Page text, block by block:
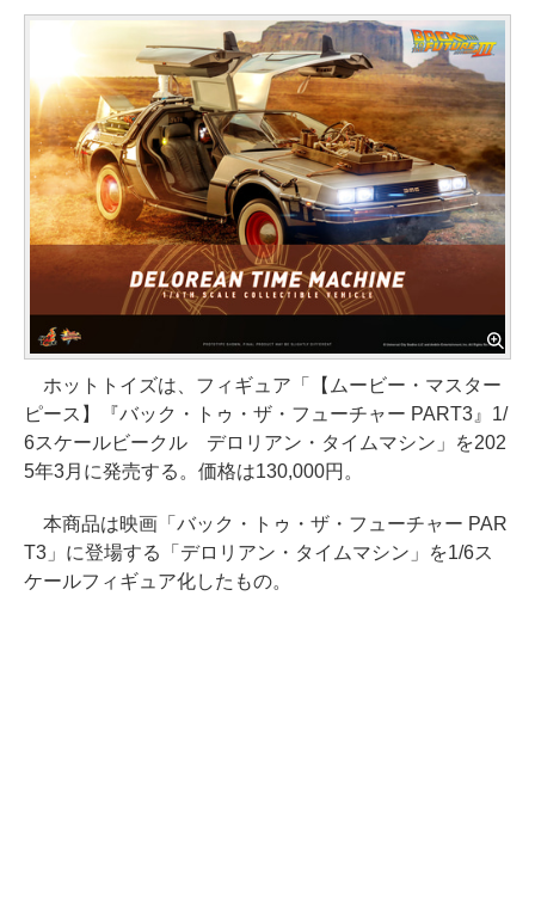
ホットトイズは、フィギュア「【ムービー・マスター
ピース】『バック・トゥ・ザ・フューチャー PART3』1/
6スケールビークル デロリアン・タイムマシン」を202
5年3月に発売する。価格は130,000円。
本商品は映画「バック・トゥ・ザ・フューチャー PAR
T3」に登場する「デロリアン・タイムマシン」を1/6ス
ケールフィギュア化したもの。